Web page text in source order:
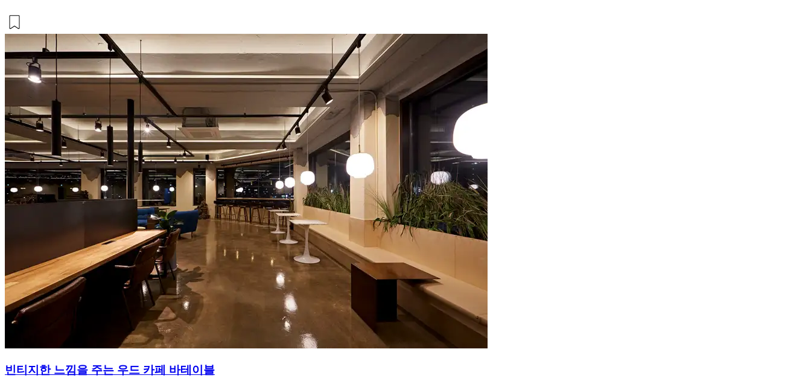
빈티지한 느낌을 주는 우드 카페 바테이블